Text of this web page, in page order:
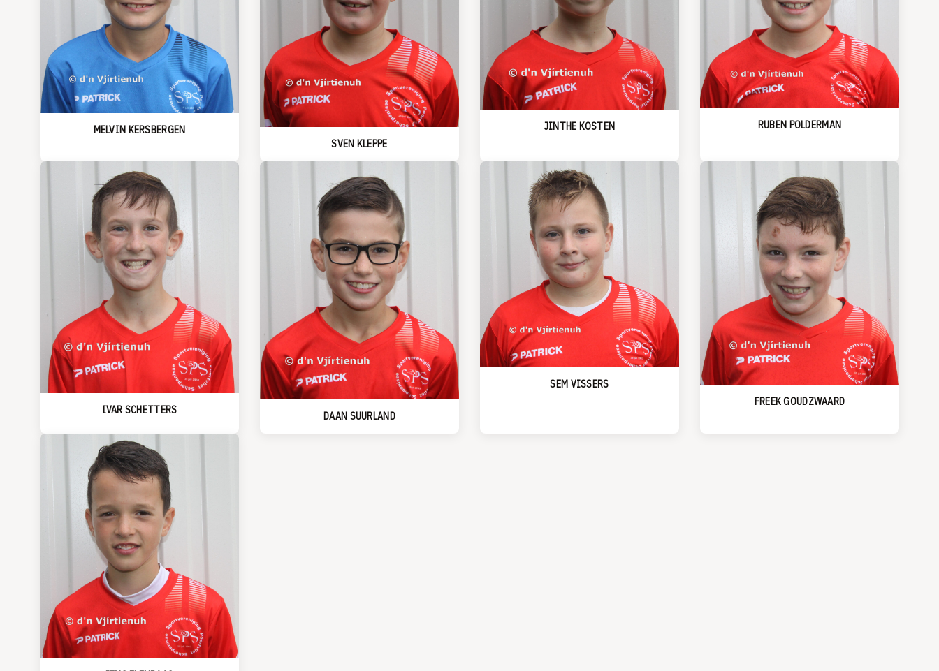
MELVIN KERSBERGEN
SVEN KLEPPE
JINTHE KOSTEN RUBEN POLDERMAN
IVAR SCHETTERS DAAN SUURLAND
SEM VISSERS
FREEK GOUDZWAARD